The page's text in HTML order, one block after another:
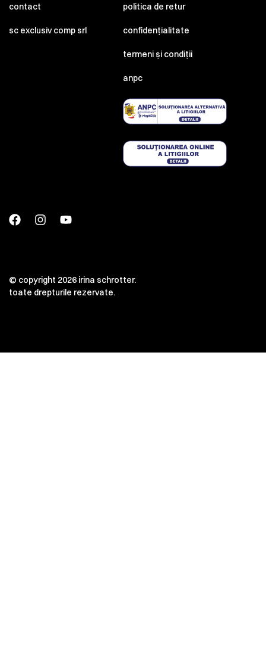
contact
sc exclusiv comp srl
politica de retur
confidențialitate
termeni și condiții
anpc
© copyright 2026 irina schrotter.
toate drepturile rezervate.